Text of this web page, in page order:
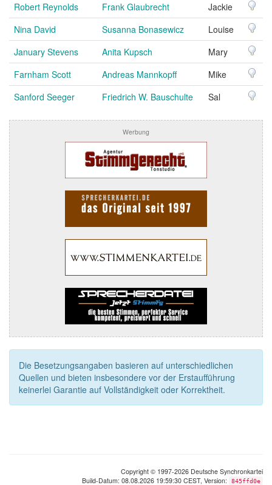
Robert Reynolds
Frank Glaubrecht
Jackie
Nina David
Susanna Bonasewicz
Louise
January Stevens
Anita Kupsch
Mary
Farnham Scott
Andreas Mannkopff
Mike
Sanford Seeger
Friedrich W. Bauschulte Sal
Werbung
Die Besetzungsangaben basieren auf unterschiedlichen
Quellen und bieten insbesondere vor der Erstaufführung
keinerlei Garantie auf Vollständigkeit oder Korrektheit.
Copyright © 1997-2026 Deutsche Synchronkartei
Build-Datum: 08.08.2026 19:59:30 CEST, Version:
845ffd0e